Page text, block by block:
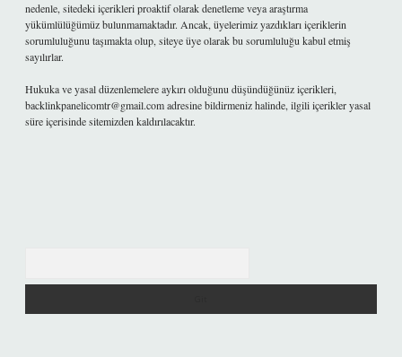
nedenle, sitedeki içerikleri proaktif olarak denetleme veya araştırma
yükümlülüğümüz bulunmamaktadır. Ancak, üyelerimiz yazdıkları içeriklerin
sorumluluğunu taşımakta olup, siteye üye olarak bu sorumluluğu kabul etmiş
sayılırlar.
Hukuka ve yasal düzenlemelere aykırı olduğunu düşündüğünüz içerikleri,
backlinkpanelicomtr@gmail.comadresine bildirmeniz halinde, ilgili içerikler yasal
süre içerisinde sitemizden kaldırılacaktır.